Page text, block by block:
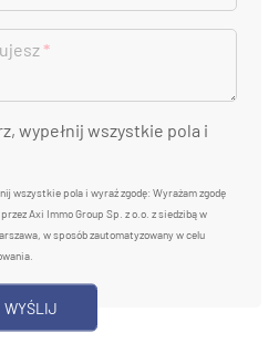
*
wypełnij wszystkie pola i
wszystkie pola i wyraź zgodę: Wyrażam zgodę
Axi Immo Group Sp. z o.o. z siedzibą w
w sposób zautomatyzowany w celu